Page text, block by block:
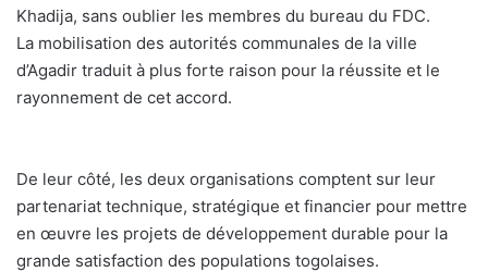
Khadija, sans oublier les membres du bureau du FDC.
La mobilisation des autorités communales de la ville
d’Agadir traduit à plus forte raison pour la réussite et le
rayonnement de cet accord.
De leur côté, les deux organisations comptent sur leur
partenariat technique, stratégique et financier pour mettre
en œuvre les projets de développement durable pour la
grande satisfaction des populations togolaises.